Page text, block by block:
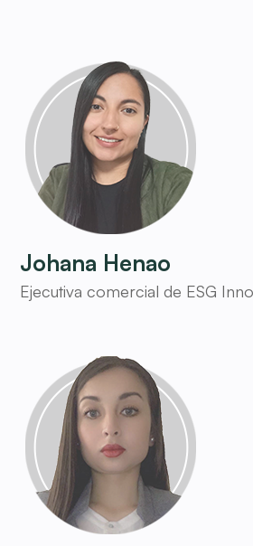
Johana Henao
Ejecutiva comercial de ESG